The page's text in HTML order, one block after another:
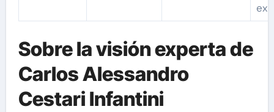
Sobre la visión experta de
Carlos Alessandro
Cestari Infantini